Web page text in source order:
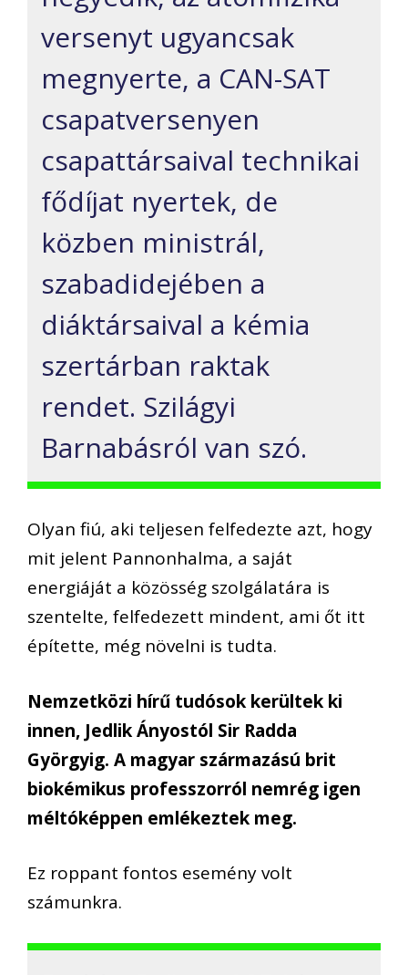
versenyt ugyancsak
megnyerte, a CAN-SAT
csapatversenyen
csapattársaival technikai
fődíjat nyertek, de
közben ministrál,
szabadidejében a
diáktársaival a kémia
szertárban raktak
rendet. Szilágyi
Barnabásról van szó.
Olyan fiú, aki teljesen felfedezte azt, hogy
mit jelent Pannonhalma, a saját
energiáját a közösség szolgálatára is
szentelte, felfedezett mindent, ami őt itt
építette, még növelni is tudta.
Nemzetközi hírű tudósok kerültek ki
innen, Jedlik Ányostól Sir Radda
Györgyig. A magyar származású brit
biokémikus professzorról nemrég igen
méltóképpen emlékeztek meg.
Ez roppant fontos esemény volt
számunkra.